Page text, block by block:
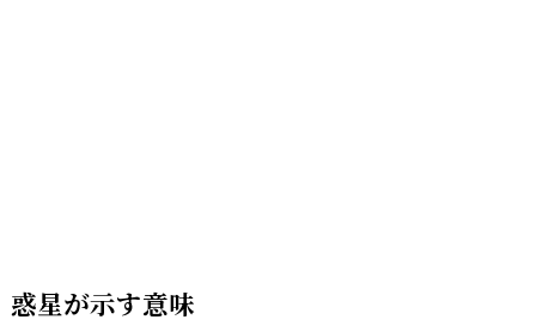
惑星が示す意味